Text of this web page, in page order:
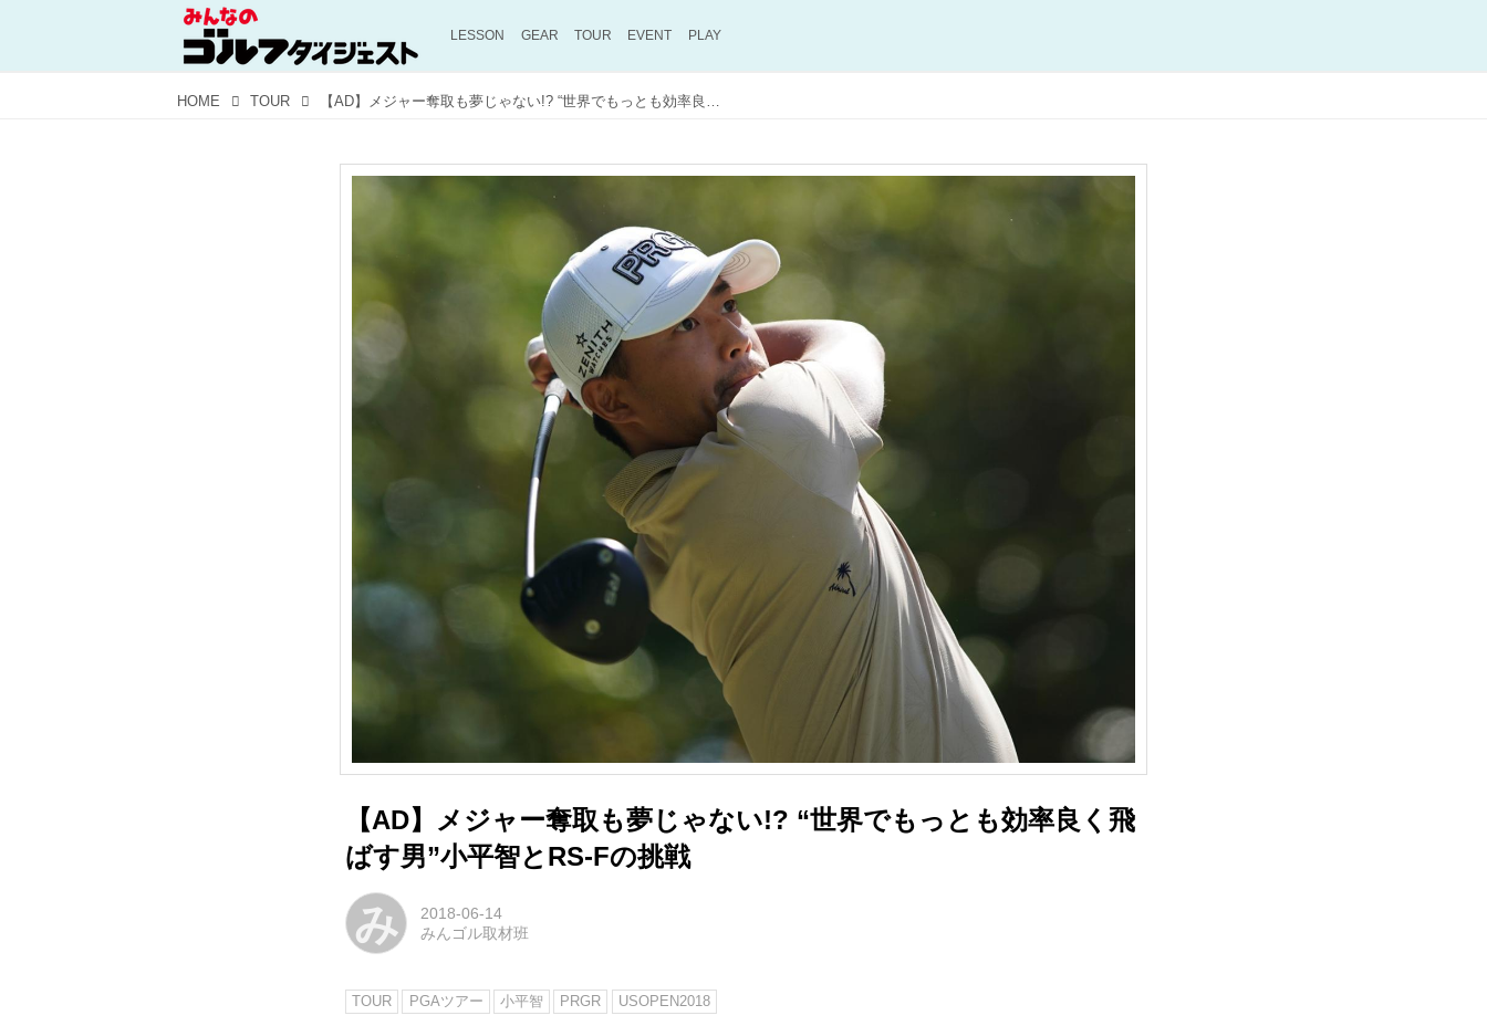
LESSON GEAR TOUR EVENT PLAY
HOME TOUR 【AD】メジャー奪取も夢じゃない!? “世界でもっとも効率良く飛ばす男”小平智とRS-Fの挑戦
【AD】メジャー奪取も夢じゃない!? “世界でもっとも効率良く飛
ばす男”小平智とRS-Fの挑戦
み
2018-06-14
みんゴル取材班
TOUR PGAツアー 小平智 PRGR USOPEN2018